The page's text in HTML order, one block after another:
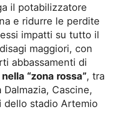
il potabilizzatore
e ridurre le perdite
impatti su tutto il
maggiori, con
abbassamenti di
nella “zona rossa”, tra
Cascine,
dello stadio Artemio